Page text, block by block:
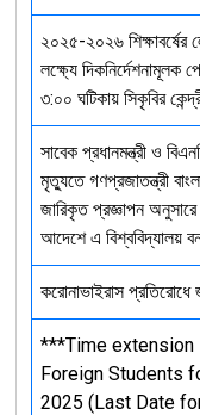
২০২৫-২০২৬ শিক্ষাবর্ষের
লক্ষ্যে দিকনির্দেশনামূলক
৩:০০ ঘটিকায় সিকৃবির
সাবেক প্রধানমন্ত্রী ও
মৃত্যুতে গণপ্রজাতন্ত্রী
জারিকৃত প্রজ্ঞাপন অনুসারে
আদেশে এ বিশ্ববিদ্যালয়
করোনাভাইরাস প্রতিরোধে
***Time
Foreign Students
2025 (Last Date